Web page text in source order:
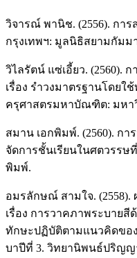
วิจารณ์ พานิช. (2556). การ
กรุงเทพฯ: มูลนิธิสยามกัมม
วิไลรัตน์ แซ่เอี้ยว.
เรื่อง รำวงมาตรฐานโดย
ครุศาสตรมหาบัณฑิต: มหา
สมาน เอกพิมพ์. (2560). กา
จัดการชั้นเรียนในศตวรรษ
พิมพ์.
อมรลักษณ์ สามใจ. (2558).
เรื่อง การวาคภาพระบาย
ทักษะปฏิบัติตามแนวคิดขอ
บาปีที่ 3. วิทยานิพนธ์ปริญ